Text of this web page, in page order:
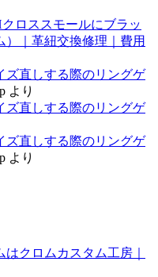
ロススモールにブラッ
）｜革紐交換修理｜費用
ズ直しする際のリングゲ
より
ズ直しする際のリングゲ
ズ直しする際のリングゲ
より
クロムカスタム工房｜